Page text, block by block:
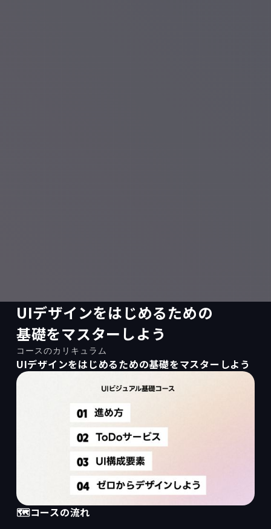
UIデザインをはじめるための
基礎をマスターしよう
コースのカリキュラム
UIデザインをはじめるための基礎をマスターしよう
🗺️コースの流れ